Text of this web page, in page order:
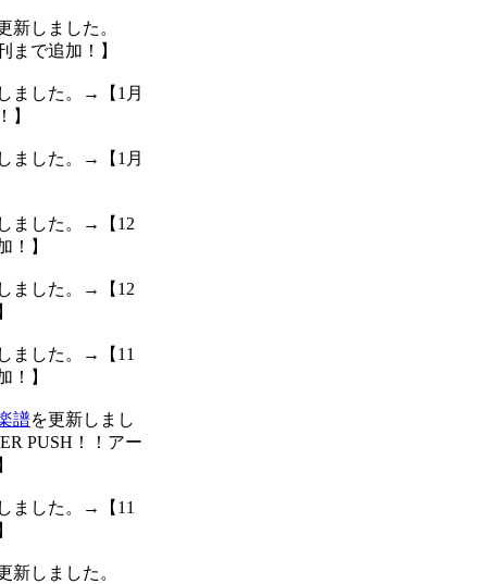
新しました。
まで追加！】
ました。→【1月
】
ました。→【1月
ました。→【12
！】
ました。→【12
ました。→【11
！】
譜を更新しまし
PUSH！！アー
ました。→【11
新しました。